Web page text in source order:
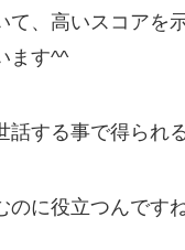
て、高いスコアを
ます^^
話する事で得られ
のに役立つんです